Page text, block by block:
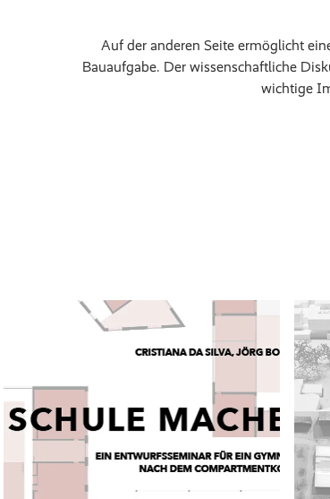
Auf der anderen Seite ermöglicht
Bauaufgabe. Der wissenschaftliche
wichtige